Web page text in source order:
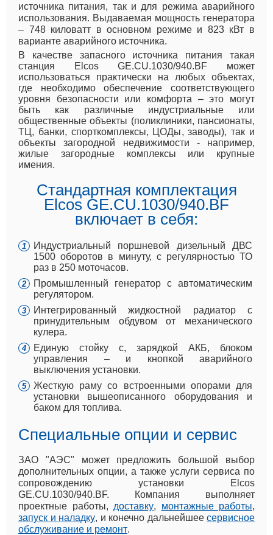
источника питания, так и для режима аварийного
использования. Выдаваемая мощность генератора
– 748 киловатт в основном режиме и 823 кВт в
варианте аварийного источника.
В качестве запасного источника питания такая
станция Elcos GE.CU.1030/940.BF может
использоваться практически на любых объектах,
где необходимо обеспечение соответствующего
уровня безопасности или комфорта – это могут
быть как различные индустриальные или
общественные объекты (поликлиники, пансионаты,
ТЦ, банки, спорткомплексы, ЦОДы, заводы), так и
объекты загородной недвижимости - например,
жилые загородные комплексы или крупные
имения.
Стандартная комплектация
Elcos GE.CU.1030/940.BF
включает в себя:
Индустриальный поршневой дизельный ДВС
1500 оборотов в минуту, с регулярностью ТО
раз в 250 моточасов.
Промышленный генератор с автоматическим
регулятором.
Интегрированный жидкостной радиатор с
принудительным обдувом от механического
кулера.
Единую стойку с, зарядкой АКБ, блоком
управления – и кнопкой аварийного
выключения установки.
Жесткую раму со встроенными опорами для
установки вышеописанного оборудования и
баком для топлива.
Специальные опции и сервис
ЗАО "АЭС" может предложить большой выбор
дополнительных опции, а также услуги сервиса по
сопровождению установки Elcos
GE.CU.1030/940.BF. Компания выполняет
проектные работы, доставку, монтажные работы,
запуск и наладку, и конечно дальнейшее сервисное
обслуживание и ремонт.